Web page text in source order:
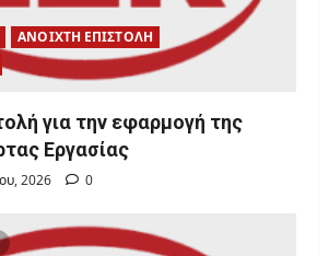
ΑΝΟΙΧΤΗ ΕΠΙΣΤΟΛΗ
για την εφαρμογή της
Εργασίας
2026 0